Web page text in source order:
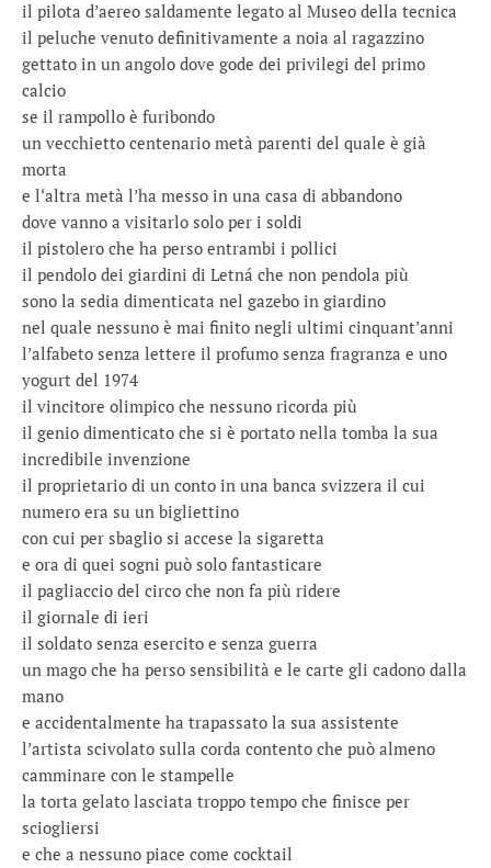
il pilota d’aereo saldamente legato al Museo della tecnica
il peluche venuto definitivamente a noia al ragazzino
gettato in un angolo dove gode dei privilegi del primo
calcio
se il rampollo è furibondo
un vecchietto centenario metà parenti del quale è già
morta
e l‘altra metà l’ha messo in una casa di abbandono
dove vanno a visitarlo solo per i soldi
il pistolero che ha perso entrambi i pollici
il pendolo dei giardini di Letná che non pendola più
sono la sedia dimenticata nel gazebo in giardino
nel quale nessuno è mai finito negli ultimi cinquant’anni
l’alfabeto senza lettere il profumo senza fragranza e uno
yogurt del 1974
il vincitore olimpico che nessuno ricorda più
il genio dimenticato che si è portato nella tomba la sua
incredibile invenzione
il proprietario di un conto in una banca svizzera il cui
numero era su un bigliettino
con cui per sbaglio si accese la sigaretta
e ora di quei sogni può solo fantasticare
il pagliaccio del circo che non fa più ridere
il giornale di ieri
il soldato senza esercito e senza guerra
un mago che ha perso sensibilità e le carte gli cadono dalla
mano
e accidentalmente ha trapassato la sua assistente
l’artista scivolato sulla corda contento che può almeno
camminare con le stampelle
la torta gelato lasciata troppo tempo che finisce per
sciogliersi
e che a nessuno piace come cocktail